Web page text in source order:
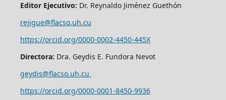
Editor Ejecutivo: Dr. Reynaldo Jiménez Guethón
rejigue@flacso.uh.cu
https://orcid.org/0000-0002-4450-445X
Directora: Dra. Geydis E. Fundora Nevot
geydis@flacso.uh.cu
https://orcid.org/0000-0001-8450-9936